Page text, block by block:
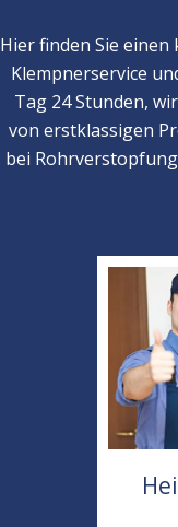
Hier finden Sie
Klempnerservice
Tag 24 Stunden,
von erstklassigen
bei